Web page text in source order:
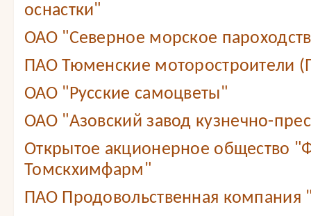
оснастки"
ОАО "Северное морское
ПАО Тюменские моторостроители
ОАО "Русские самоцветы"
ОАО "Азовский завод кузнечно-
Открытое акционерное общество
Томскхимфарм"
ПАО Продовольственная